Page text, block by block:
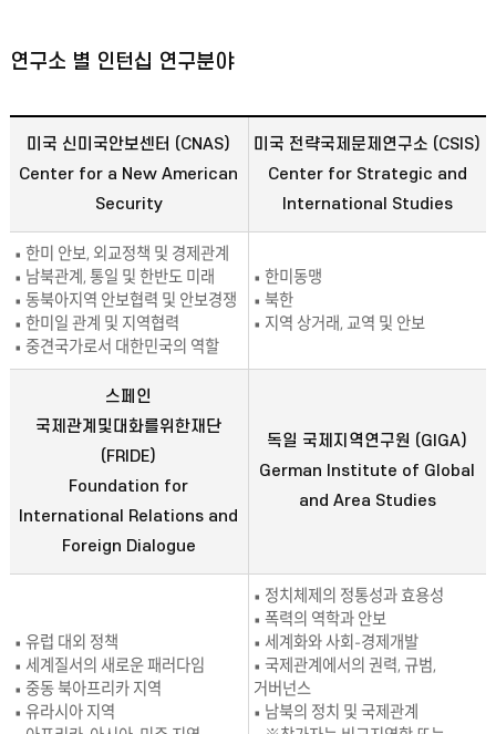
연구소 별 인턴십 연구분야
미국 신미국안보센터 (CNAS)
Center for a New American
Security
미국 전략국제문제연구소 (CSIS)
Center for Strategic and
International Studies
• 한미 안보, 외교정책 및 경제관계
• 남북관계, 통일 및 한반도 미래
• 동북아지역 안보협력 및 안보경쟁
• 한미일 관계 및 지역협력
• 중견국가로서 대한민국의 역할
• 한미동맹
• 북한
• 지역 상거래, 교역 및 안보
스페인
국제관계및대화를위한재단
(FRIDE)
Foundation for
International Relations and
Foreign Dialogue
독일 국제지역연구원 (GIGA)
German Institute of Global
and Area Studies
• 유럽 대외 정책
• 세계질서의 새로운 패러다임
• 중동 북아프리카 지역
• 유라시아 지역
• 정치체제의 정통성과 효용성
• 폭력의 역학과 안보
• 세계화와 사회-경제개발
• 국제관계에서의 권력, 규범,
거버넌스
• 남북의 정치 및 국제관계